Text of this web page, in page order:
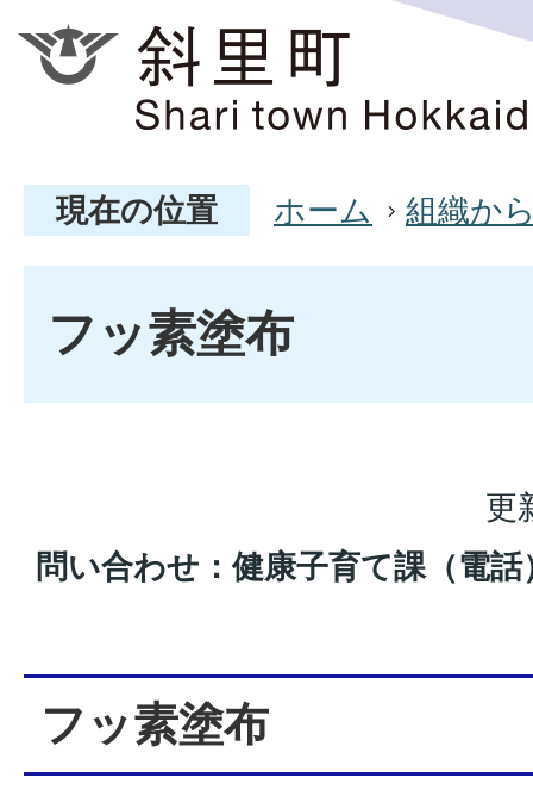
現在の位置 ホーム 組織か
フッ素塗布
更
問い合わせ：健康子育て課（電
フッ素塗布